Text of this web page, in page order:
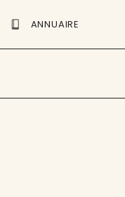
ANNUAIRE